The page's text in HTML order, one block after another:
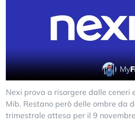
Nexi prova a risorgere dalle ceneri
Mib. Restano però delle ombre da
trimestrale attesa per il 9